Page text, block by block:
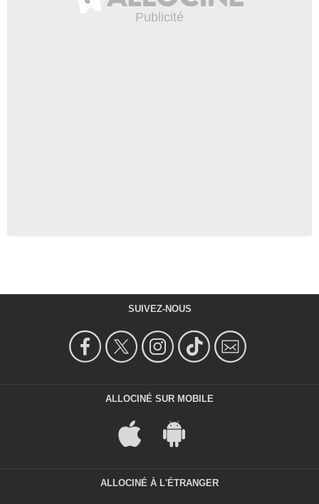
SUIVEZ-NOUS
ALLOCINÉ SUR MOBILE
ALLOCINÉ À L'ÉTRANGER